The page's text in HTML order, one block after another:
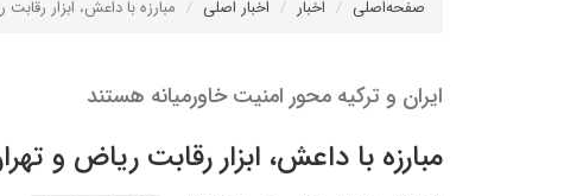
صفحه‌اصلی اخبار اخبار اصلی مبارزه با داعش، ابزار
ایران و ترکیه محور امنیت خاورمیانه هستند
مبارزه با داعش، ابزار رقابت ریاض و